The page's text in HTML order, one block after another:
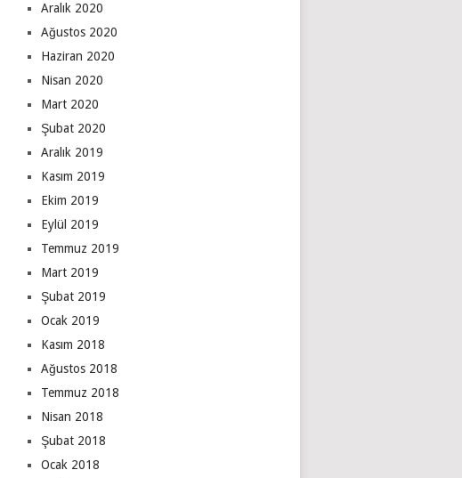
Aralık 2020
Ağustos 2020
Haziran 2020
Nisan 2020
Mart 2020
Şubat 2020
Aralık 2019
Kasım 2019
Ekim 2019
Eylül 2019
Temmuz 2019
Mart 2019
Şubat 2019
Ocak 2019
Kasım 2018
Ağustos 2018
Temmuz 2018
Nisan 2018
Şubat 2018
Ocak 2018